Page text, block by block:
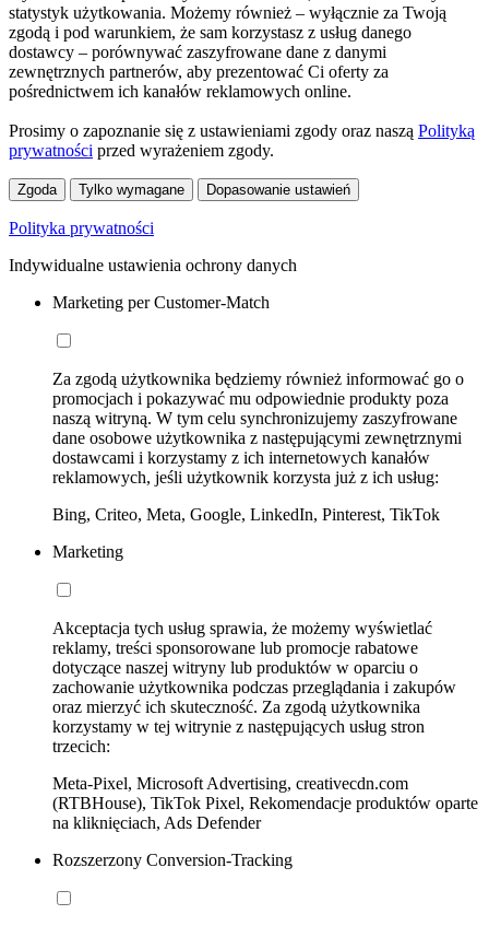
statystyk użytkowania. Możemy również – wyłącznie za Twoją
zgodą i pod warunkiem, że sam korzystasz z usług danego
dostawcy – porównywać zaszyfrowane dane z danymi
zewnętrznych partnerów, aby prezentować Ci oferty za
pośrednictwem ich kanałów reklamowych online.
Prosimy o zapoznanie się z ustawieniami zgody oraz naszą Polityką
prywatności przed wyrażeniem zgody.
Zgoda Tylko wymagane Dopasowanie ustawień
Polityka prywatności
Indywidualne ustawienia ochrony danych
Marketing per Customer-Match
Za zgodą użytkownika będziemy również informować go o
promocjach i pokazywać mu odpowiednie produkty poza
naszą witryną. W tym celu synchronizujemy zaszyfrowane
dane osobowe użytkownika z następującymi zewnętrznymi
dostawcami i korzystamy z ich internetowych kanałów
reklamowych, jeśli użytkownik korzysta już z ich usług:
Bing, Criteo, Meta, Google, LinkedIn, Pinterest, TikTok
Marketing
Akceptacja tych usług sprawia, że możemy wyświetlać
reklamy, treści sponsorowane lub promocje rabatowe
dotyczące naszej witryny lub produktów w oparciu o
zachowanie użytkownika podczas przeglądania i zakupów
oraz mierzyć ich skuteczność. Za zgodą użytkownika
korzystamy w tej witrynie z następujących usług stron
trzecich:
Meta-Pixel, Microsoft Advertising, creativecdn.com
(RTBHouse), TikTok Pixel, Rekomendacje produktów oparte
na kliknięciach, Ads Defender
Rozszerzony Conversion-Tracking